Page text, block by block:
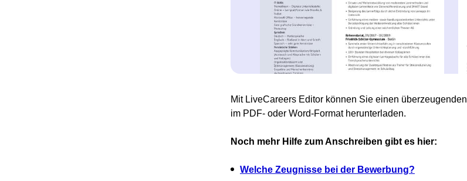
Mit LiveCareers Editor können Sie einen überzeugenden
im PDF- oder Word-Format herunterladen.
Noch mehr Hilfe zum Anschreiben gibt es hier:
Welche Zeugnisse bei der Bewerbung?